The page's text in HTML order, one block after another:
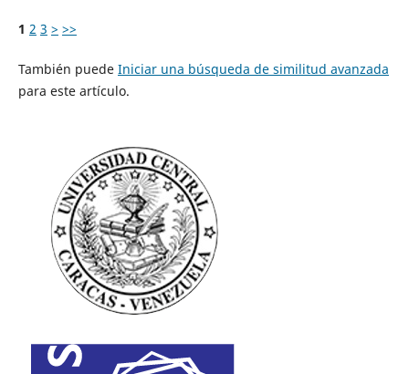
1 2 3 > >>
También puede Iniciar una búsqueda de similitud avanzada
para este artículo.